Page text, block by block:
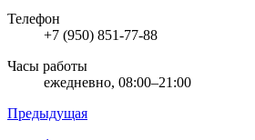
Телефон
+7 (950) 851-77-88
Часы работы
ежедневно, 08:00–21:00
Предыдущая